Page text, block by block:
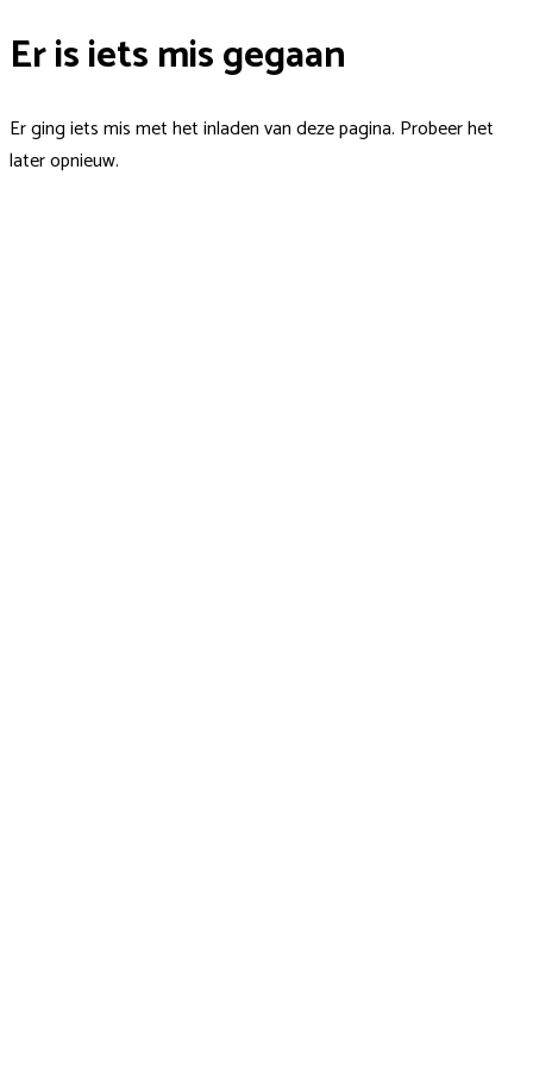
Er is iets mis gegaan
Er ging iets mis met het inladen van deze pagina. Probeer het
later opnieuw.